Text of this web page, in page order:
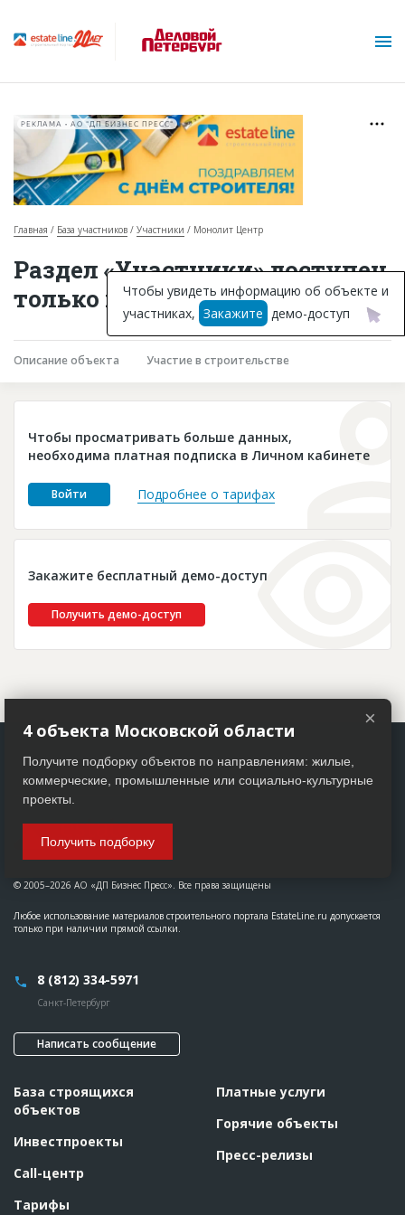
Горячие объекты
База строящихся объектов
Инвестпроекты
Глоссарий
Платные услуги
Пресс-релизы
РЕКЛАМА • АО "ДП БИЗНЕС ПРЕСС"
Главная База участников Участники Монолит Центр
Раздел «Участники» доступен
только подписчикам
Описание объекта Участие в строительстве
Чтобы просматривать больше данных,
необходима платная подписка в Личном кабинете
Войти Подробнее о тарифах
Закажите бесплатный демо-доступ
Получить демо-доступ
Чтобы увидеть информацию об объекте и
участниках, Закажите демо-доступ
© 2005–2026 АО «ДП Бизнес Пресс». Все права защищены
Любое использование материалов строительного портала EstateLine.ru допускается
только при наличии прямой ссылки.
8 (812) 334-5971
Санкт-Петербург
Написать сообщение
База строящихся
объектов
Инвестпроекты
Call-центр
Тарифы
Платные услуги
Горячие объекты
Пресс-релизы
×
4 объекта Московской области
Получите подборку объектов по направлениям: жилые,
коммерческие, промышленные или социально-культурные
проекты.
Получить подборку